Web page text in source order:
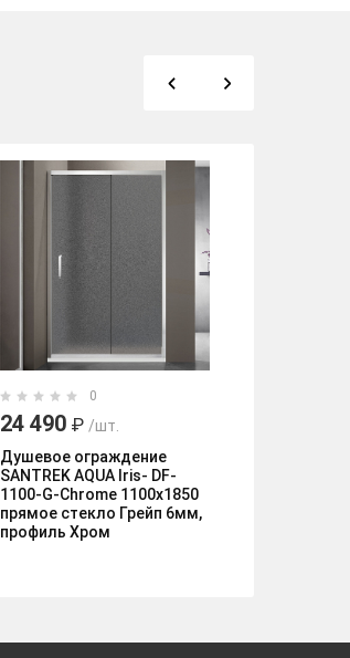
0
24 490 ₽ /шт.
Душевое ограждение
SANTREK AQUA Iris- DF-
1100-G-Chrome 1100х1850
прямое стекло Грейп 6мм,
профиль Хром